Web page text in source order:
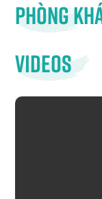
Phòng
Videos